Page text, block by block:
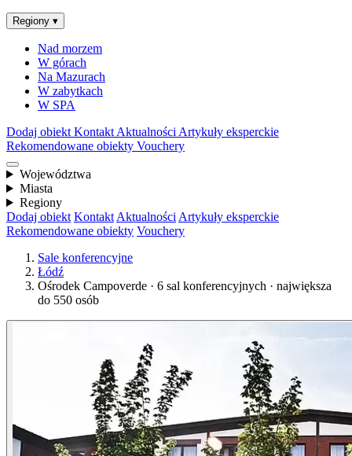
Regiony ▾
Nad morzem
W górach
Na Mazurach
W zabytkach
W SPA
Dodaj obiekt Kontakt Aktualności Artykuły eksperckie
Rekomendowane obiekty Vouchery
Województwa
Miasta
Regiony
Dodaj obiekt Kontakt Aktualności Artykuły eksperckie
Rekomendowane obiekty Vouchery
Sale konferencyjne
Łódź
Ośrodek Campoverde · 6 sal konferencyjnych · największa
do 550 osób